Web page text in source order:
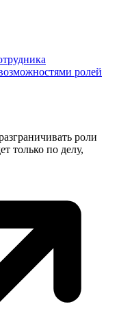
ролей
роли
только по делу,